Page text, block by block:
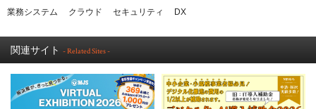
業務システム クラウド セキュリティ DX
関連サイト - Related Sites -